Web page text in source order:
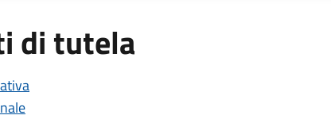
di tutela